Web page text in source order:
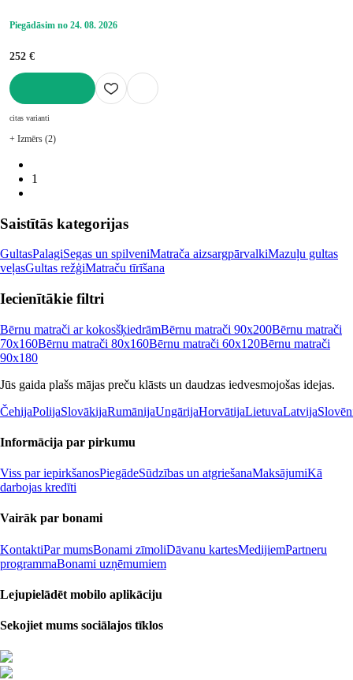
biezums 8 cm
Piegādāsim no 24. 08. 2026
252 €
citas varianti
+ Izmērs (2)
1
Saistītās kategorijas
GultasPalagiSegas un spilveniMatrača aizsargpārvalkiMazuļu gultas
veļasGultas režģiMatraču tīrīšana
Iecienītākie filtri
Bērnu matrači ar kokosšķiedrāmBērnu matrači 90x200Bērnu matrači
70x160Bērnu matrači 80x160Bērnu matrači 60x120Bērnu matrači
90x180
Jūs gaida plašs mājas preču klāsts un daudzas iedvesmojošas idejas.
ČehijaPolijaSlovākijaRumānijaUngārijaHorvātijaLietuvaLatvija
Informācija par pirkumu
Viss par iepirkšanosPiegādeSūdzības un atgriešanaMaksājumiKā
darbojas kredīti
Vairāk par bonami
KontaktiPar mumsBonami zīmoliDāvanu kartesMedijiemPartneru
programmaBonami uzņēmumiem
Lejupielādēt mobilo aplikāciju
Sekojiet mums sociālajos tīklos